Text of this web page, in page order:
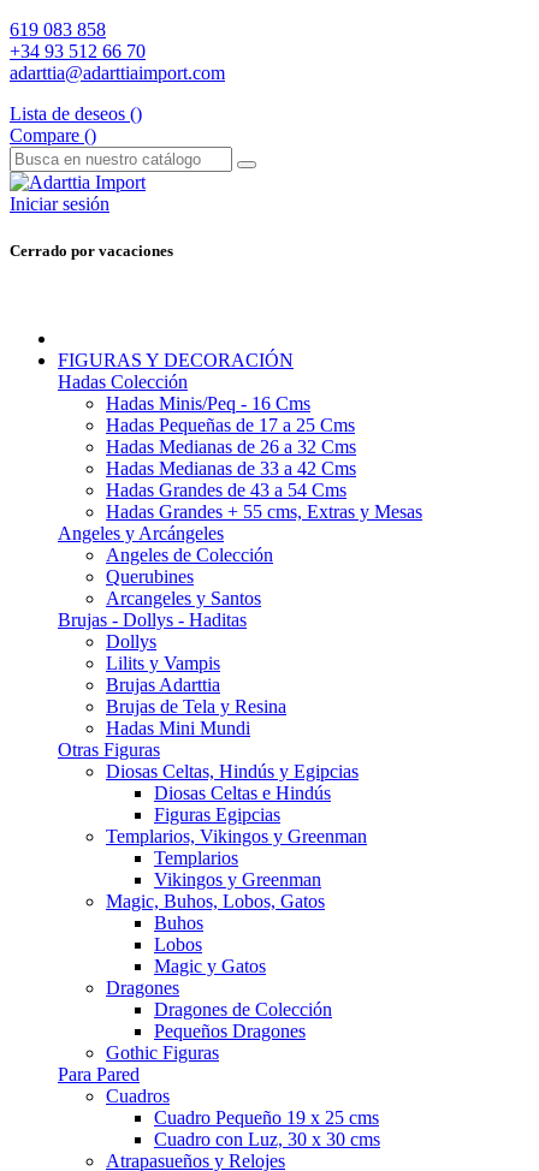
619 083 858
+34 93 512 66 70
adarttia@adarttiaimport.com
Lista de deseos ()
Compare ()
Iniciar sesión
Cerrado por vacaciones
FIGURAS Y DECORACIÓN
Hadas Colección
Hadas Minis/Peq - 16 Cms
Hadas Pequeñas de 17 a 25 Cms
Hadas Medianas de 26 a 32 Cms
Hadas Medianas de 33 a 42 Cms
Hadas Grandes de 43 a 54 Cms
Hadas Grandes + 55 cms, Extras y Mesas
Angeles y Arcángeles
Angeles de Colección
Querubines
Arcangeles y Santos
Brujas - Dollys - Haditas
Dollys
Lilits y Vampis
Brujas Adarttia
Brujas de Tela y Resina
Hadas Mini Mundi
Otras Figuras
Diosas Celtas, Hindús y Egipcias
Diosas Celtas e Hindús
Figuras Egipcias
Templarios, Vikingos y Greenman
Templarios
Vikingos y Greenman
Magic, Buhos, Lobos, Gatos
Buhos
Lobos
Magic y Gatos
Dragones
Dragones de Colección
Pequeños Dragones
Gothic Figuras
Para Pared
Cuadros
Cuadro Pequeño 19 x 25 cms
Cuadro con Luz, 30 x 30 cms
Atrapasueños y Relojes